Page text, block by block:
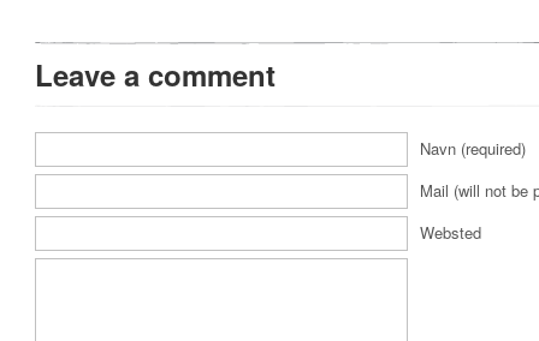
Leave a comment
Navn (required)
Mail (will not be
Websted